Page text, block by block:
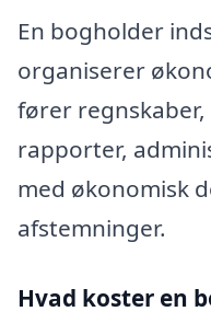
En bogholder
organiserer
fører
rapporter,
med økonomisk
afstemninger.
Hvad koster en